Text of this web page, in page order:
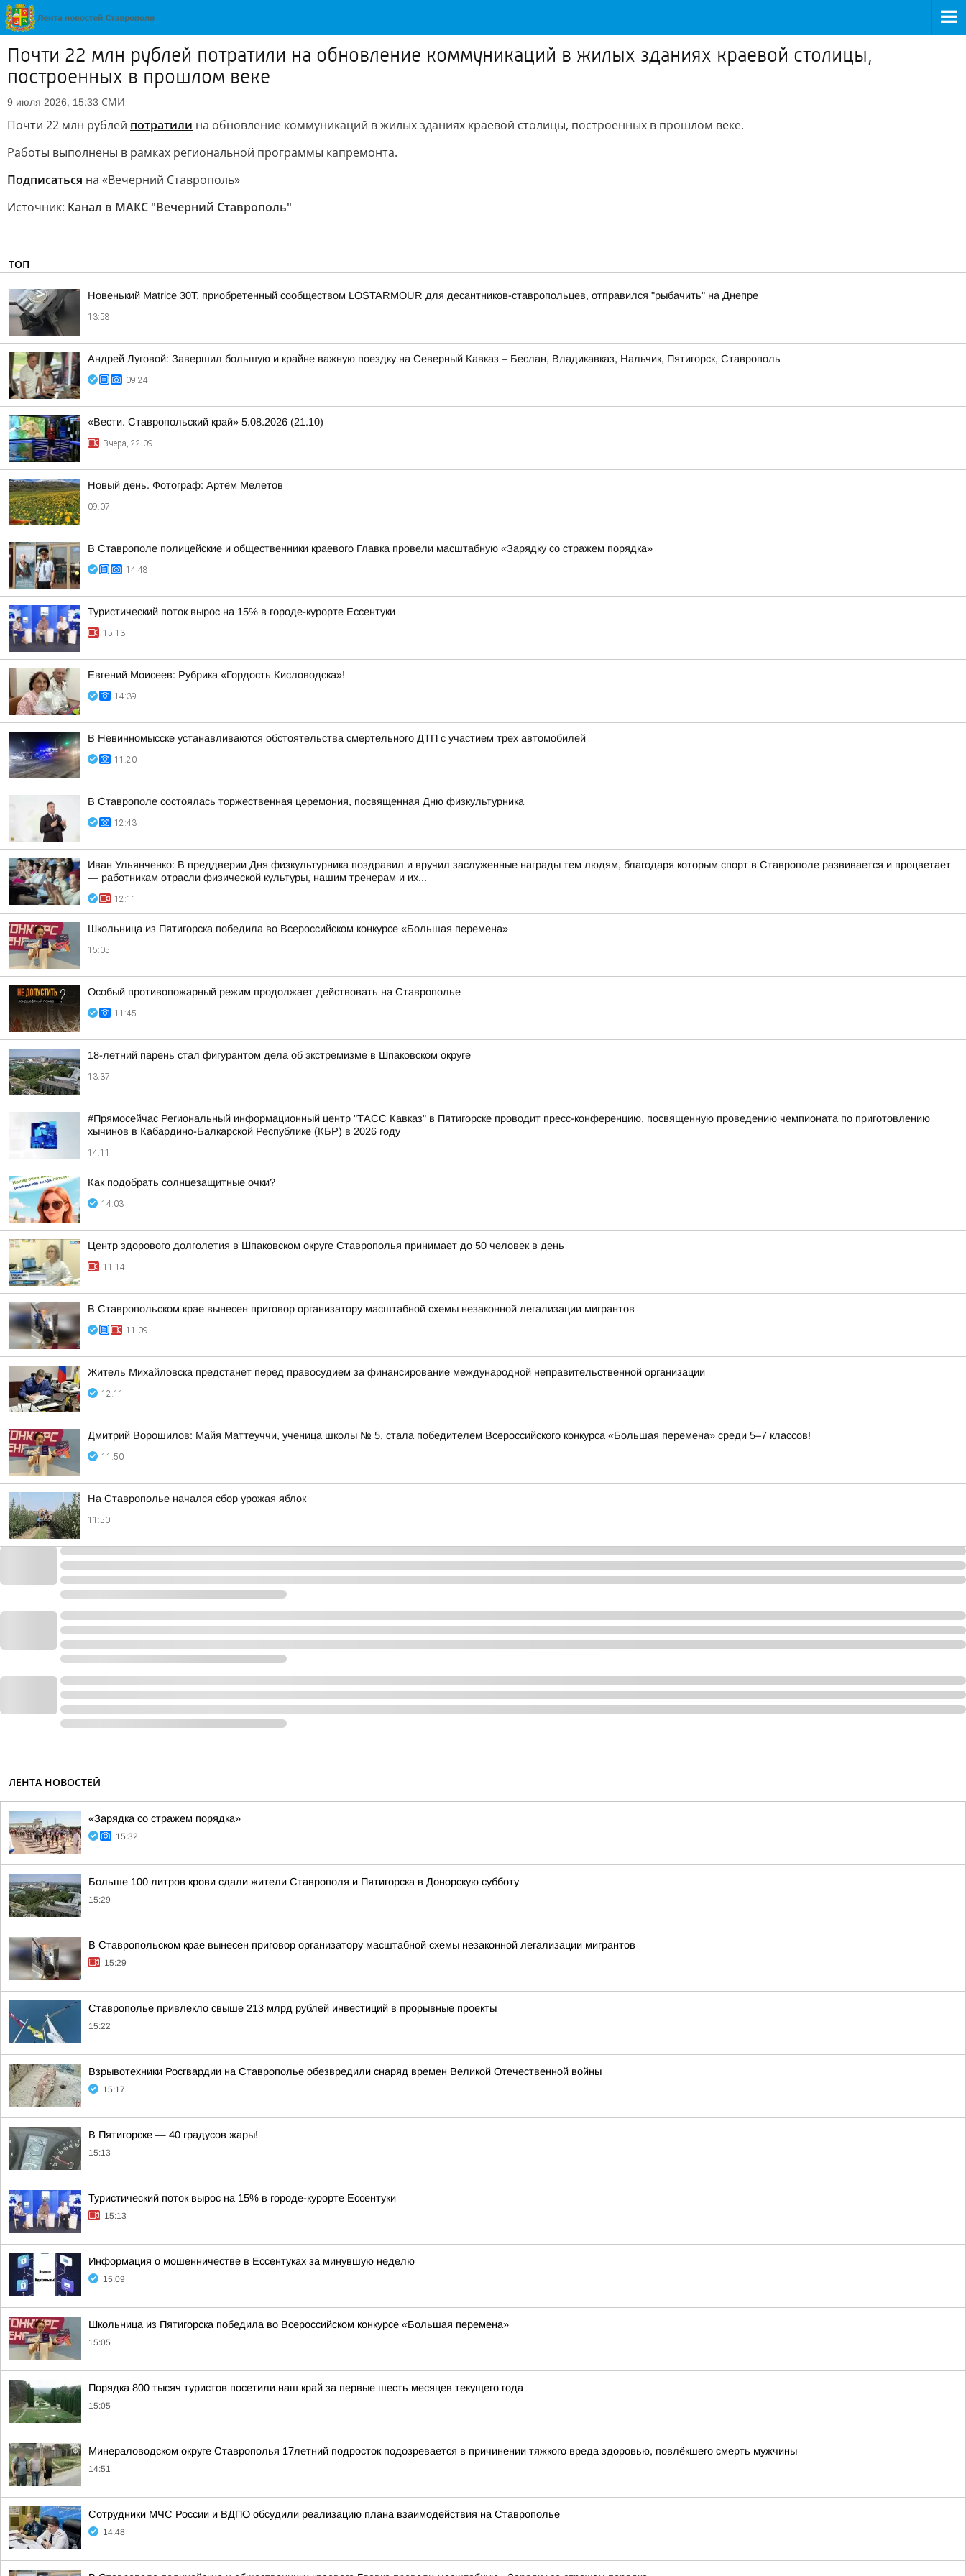
Почти 22 млн рублей потратили на обновление коммуникаций в жилых зданиях краевой столицы,
построенных в прошлом веке
9 июля 2026, 15:33 СМИ
Почти 22 млн рублей потратили на обновление коммуникаций в жилых зданиях краевой столицы, построенных в прошлом веке.
Работы выполнены в рамках региональной программы капремонта.
Подписаться на «Вечерний Ставрополь»
Источник: Канал в МАКС "Вечерний Ставрополь"
ТОП
Новенький Matrice 30T, приобретенный сообществом LOSTARMOUR для десантников-ставропольцев, отправился "рыбачить" на Днепре
13:58
Андрей Луговой: Завершил большую и крайне важную поездку на Северный Кавказ – Беслан, Владикавказ, Нальчик, Пятигорск, Ставрополь
09:24
«Вести. Ставропольский край» 5.08.2026 (21.10)
Вчера, 22:09
Новый день. Фотограф: Артём Мелетов
09:07
В Ставрополе полицейские и общественники краевого Главка провели масштабную «Зарядку со стражем порядка»
14:48
Туристический поток вырос на 15% в городе-курорте Ессентуки
15:13
Евгений Моисеев: Рубрика «Гордость Кисловодска»!
14:39
В Невинномысске устанавливаются обстоятельства смертельного ДТП с участием трех автомобилей
11:20
В Ставрополе состоялась торжественная церемония, посвященная Дню физкультурника
12:43
Иван Ульянченко: В преддверии Дня физкультурника поздравил и вручил заслуженные награды тем людям, благодаря которым спорт в Ставрополе развивается и процветает
— работникам отрасли физической культуры, нашим тренерам и их...
12:11
Школьница из Пятигорска победила во Всероссийском конкурсе «Большая перемена»
15:05
Особый противопожарный режим продолжает действовать на Ставрополье
11:45
18-летний парень стал фигурантом дела об экстремизме в Шпаковском округе
13:37
#Прямосейчас Региональный информационный центр "ТАСС Кавказ" в Пятигорске проводит пресс-конференцию, посвященную проведению чемпионата по приготовлению
хычинов в Кабардино-Балкарской Республике (КБР) в 2026 году
14:11
Как подобрать солнцезащитные очки?
14:03
Центр здорового долголетия в Шпаковском округе Ставрополья принимает до 50 человек в день
11:14
В Ставропольском крае вынесен приговор организатору масштабной схемы незаконной легализации мигрантов
11:09
Житель Михайловска предстанет перед правосудием за финансирование международной неправительственной организации
12:11
Дмитрий Ворошилов: Майя Маттеуччи, ученица школы № 5, стала победителем Всероссийского конкурса «Большая перемена» среди 5–7 классов!
11:50
На Ставрополье начался сбор урожая яблок
11:50
ЛЕНТА НОВОСТЕЙ
«Зарядка со стражем порядка»
15:32
Больше 100 литров крови сдали жители Ставрополя и Пятигорска в Донорскую субботу
15:29
В Ставропольском крае вынесен приговор организатору масштабной схемы незаконной легализации мигрантов
15:29
Ставрополье привлекло свыше 213 млрд рублей инвестиций в прорывные проекты
15:22
Взрывотехники Росгвардии на Ставрополье обезвредили снаряд времен Великой Отечественной войны
15:17
В Пятигорске — 40 градусов жары!
15:13
Туристический поток вырос на 15% в городе-курорте Ессентуки
15:13
Информация о мошенничестве в Ессентуках за минувшую неделю
15:09
Школьница из Пятигорска победила во Всероссийском конкурсе «Большая перемена»
15:05
Порядка 800 тысяч туристов посетили наш край за первые шесть месяцев текущего года
15:05
Минераловодском округе Ставрополья 17летний подросток подозревается в причинении тяжкого вреда здоровью, повлёкшего смерть мужчины
14:51
Сотрудники МЧС России и ВДПО обсудили реализацию плана взаимодействия на Ставрополье
14:48